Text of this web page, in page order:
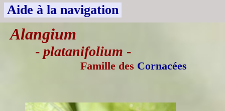
Aide à la navigation
Alangium
- platanifolium -
Famille des Cornacées